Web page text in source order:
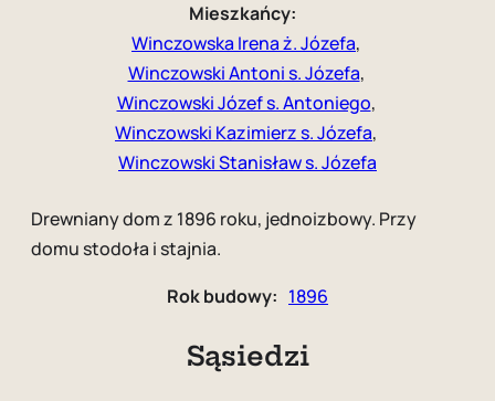
Mieszkańcy:
Winczowska Irena ż. Józefa,
Winczowski Antoni s. Józefa,
Winczowski Józef s. Antoniego,
Winczowski Kazimierz s. Józefa,
Winczowski Stanisław s. Józefa
Drewniany dom z 1896 roku, jednoizbowy. Przy
domu stodoła i stajnia.
Rok budowy: 1896
Sąsiedzi